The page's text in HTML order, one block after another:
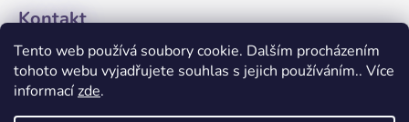
Tento web používá soubory cookie. Dalším procházením
tohoto webu vyjadřujete souhlas s jejich používáním.. Více
informacízde.
Kontakt
+420608274762